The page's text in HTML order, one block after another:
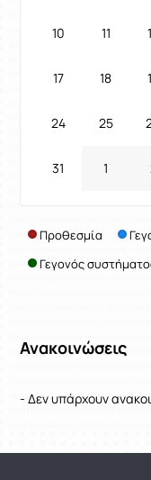
10 11
17 18
24 25
31 1
Προθεσμία
Γεγονός
Ανακοινώσεις
- Δεν υπάρχουν